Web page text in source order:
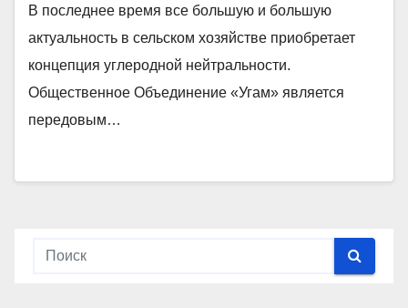
В последнее время все большую и большую
актуальность в сельском хозяйстве приобретает
концепция углеродной нейтральности.
Общественное Объединение «Угам» является
передовым…